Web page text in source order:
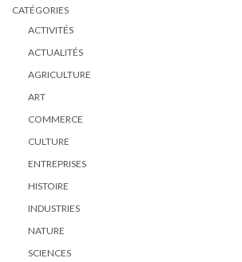
CATÉGORIES
ACTIVITÉS
ACTUALITÉS
AGRICULTURE
ART
COMMERCE
CULTURE
ENTREPRISES
HISTOIRE
INDUSTRIES
NATURE
SCIENCES